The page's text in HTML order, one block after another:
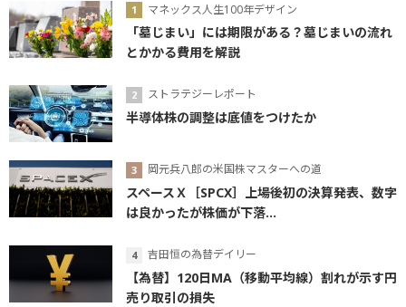
マネックス人生100年デザイン
「墓じまい」には期限がある？墓じまいの流れ
とかかる費用を解説
ストラテジーレポート
半導体株の調整は底値をつけたか
岡元兵八郎の米国株マスターへの道
スペースＸ［SPCX］上場後初の決算発表、数字
は良かったが株価が下落...
吉田恒の為替デイリー
【為替】120日MA（移動平均線）割れが示す円
売り取引の損失